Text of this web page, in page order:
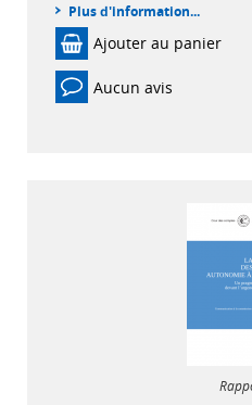
Plus d'information...
Ajouter au panier
Aucun avis